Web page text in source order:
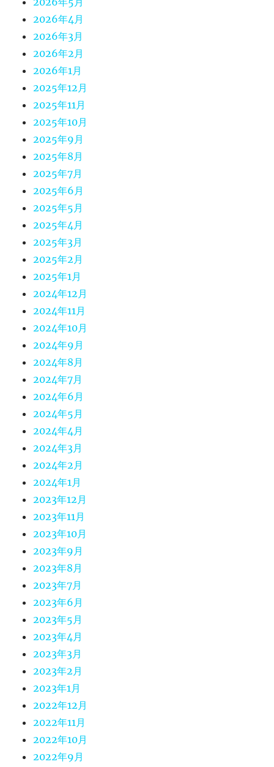
2026年4月
2026年3月
2026年2月
2026年1月
2025年12月
2025年11月
2025年10月
2025年9月
2025年8月
2025年7月
2025年6月
2025年5月
2025年4月
2025年3月
2025年2月
2025年1月
2024年12月
2024年11月
2024年10月
2024年9月
2024年8月
2024年7月
2024年6月
2024年5月
2024年4月
2024年3月
2024年2月
2024年1月
2023年12月
2023年11月
2023年10月
2023年9月
2023年8月
2023年7月
2023年6月
2023年5月
2023年4月
2023年3月
2023年2月
2023年1月
2022年12月
2022年11月
2022年10月
2022年9月